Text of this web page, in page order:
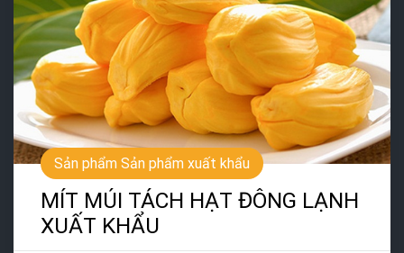
Sản phẩm Sản phẩm xuất khẩu
MÍT MÚI TÁCH HẠT ĐÔNG LẠNH
XUẤT KHẨU